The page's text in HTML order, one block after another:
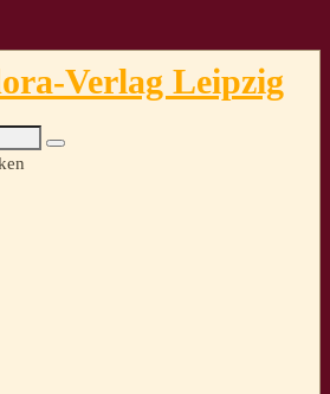
Verlag Leipzig